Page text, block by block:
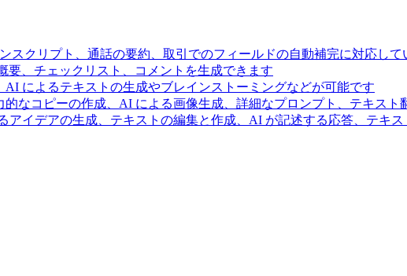
スクリプト、通話の要約、取引でのフィールドの自動補完に対応して
要、チェックリスト、コメントを生成できます
によるテキストの生成やブレインストーミングなどが可能です
的なコピーの作成、AI による画像生成、詳細なプロンプト、テキスト
アイデアの生成、テキストの編集と作成、AI が記述する応答、テキ